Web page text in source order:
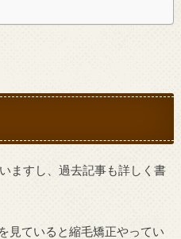
ますし、過去記事も詳しく書
見ていると縮毛矯正やってい